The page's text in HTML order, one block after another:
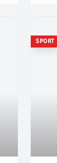
SPORT